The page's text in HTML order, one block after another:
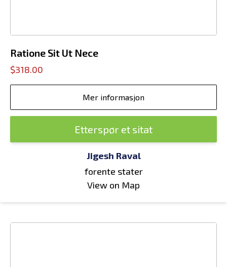
Ratione Sit Ut Nece
$318.00
Mer informasjon
Etterspør et sitat
Jigesh Raval
forente stater
View on Map